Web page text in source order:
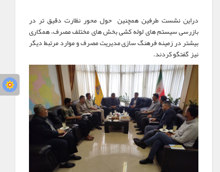
دراین نشست طرفین همچنین حول محور نظارت دقیق تر در
بازرسی سیستم های لوله کشی بخش های مختلف مصرف، همکاری
بیشتر در زمینه فرهنگ سازی مدیریت مصرف و موارد مرتبط دیگر
نیز گفتگو کردند.